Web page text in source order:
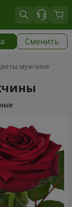
Сменить
мужчине